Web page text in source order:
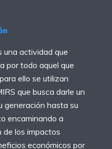
una actividad que
por todo aquel que
ello se utilizan
que busca darle un
generación hasta su
encaminando a
de los impactos
económicos por